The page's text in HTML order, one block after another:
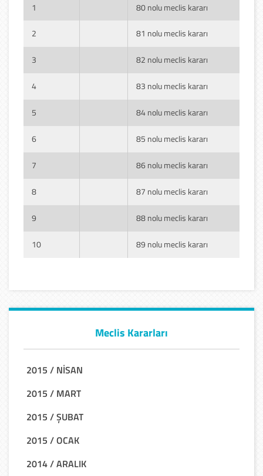
1 80 nolu meclis kararı
2 81 nolu meclis kararı
3 82 nolu meclis kararı
4 83 nolu meclis kararı
5 84 nolu meclis kararı
6 85 nolu meclis kararı
7 86 nolu meclis kararı
8 87 nolu meclis kararı
9 88 nolu meclis kararı
10 89 nolu meclis kararı
Meclis Kararları
2015 / NİSAN
2015 / MART
2015 / ŞUBAT
2015 / OCAK
2014 / ARALIK